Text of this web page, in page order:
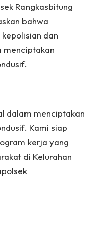
Rangkasbitung
bahwa
dan
menciptakan
dalam menciptakan
Kami siap
kerja yang
di Kelurahan